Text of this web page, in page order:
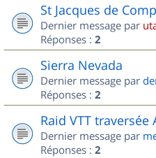
St Jacques de
Dernier message par
Réponses : 2
Sierra Nevada
Dernier message par
Réponses : 2
Raid VTT traversée
Dernier message par
Réponses : 2